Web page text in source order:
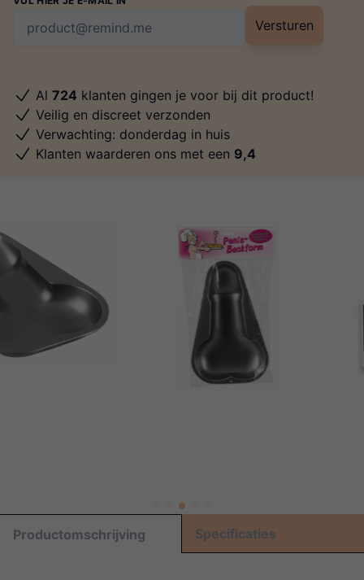
Versturen
Al 724 klanten gingen je voor bij dit product!
Veilig en discreet verzonden
Verwachting: donderdag in huis
Klanten waarderen ons met een 9,4
Productomschrijving Specificaties